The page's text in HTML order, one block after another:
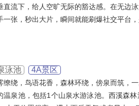
流下，给人空旷无际的豁达感。在无边
张，秒出大片，瞬间就能刷爆社交平台
泳池 4A景区
绕，鸟语花香，森林环绕，傍泉而筑，
泉池，包括1个山泉水游泳池。西溪森